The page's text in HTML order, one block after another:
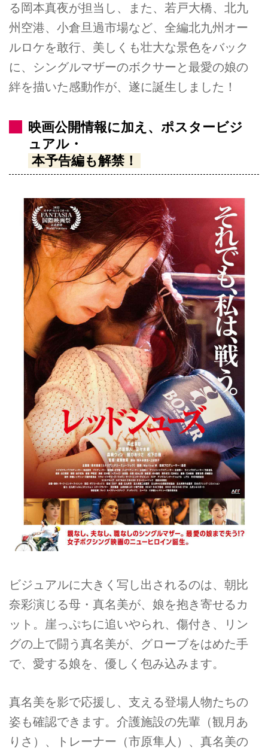
る岡本真夜が担当し、また、若戸大橋、北九
州空港、小倉旦過市場など、全編北九州オー
ルロケを敢行、美しくも壮大な景色をバック
に、シングルマザーのボクサーと最愛の娘の
絆を描いた感動作が、遂に誕生しました！
映画公開情報に加え、ポスタービジ
ュアル・
本予告編も解禁！
ビジュアルに大きく写し出されるのは、朝比
奈彩演じる母・真名美が、娘を抱き寄せるカ
ット。崖っぷちに追いやられ、傷付き、リン
グの上で闘う真名美が、グローブをはめた手
で、愛する娘を、優しく包み込みます。
真名美を影で応援し、支える登場人物たちの
姿も確認できます。介護施設の先輩（観月あ
りさ）、トレーナー（市原隼人）、真名美の